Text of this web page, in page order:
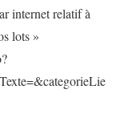
internet relatif à
lots »